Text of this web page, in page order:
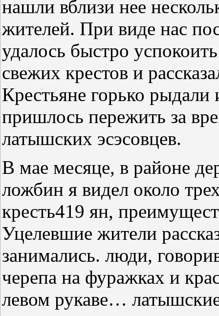
нашли вблизи нее
жителей. При виде нас
удалось быстро
свежих крестов и
Крестьяне горько
пришлось пережить за
латышских эсэсовцев.
В мае месяце, в районе
ложбин я видел около
кресть419 ян,
Уцелевшие жители
занимались. люди,
черепа на фуражках и
левом рукаве…